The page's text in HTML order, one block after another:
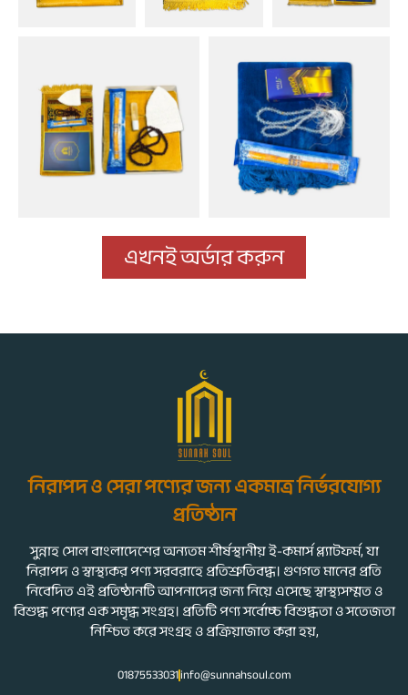
এখনই অর্ডার করুন
নিরাপদ ও সেরা পণ্যের জন্য একমাত্র নির্ভরযোগ্য
প্রতিষ্ঠান
সুন্নাহ সোল বাংলাদেশের অন্যতম শীর্ষস্থানীয় ই-কমার্স প্ল্যাটফর্ম, যা
নিরাপদ ও স্বাস্থ্যকর পণ্য সরবরাহে প্রতিশ্রুতিবদ্ধ। গুণগত মানের প্রতি
নিবেদিত এই প্রতিষ্ঠানটি আপনাদের জন্য নিয়ে এসেছে স্বাস্থ্যসম্মত ও
বিশুদ্ধ পণ্যের এক সমৃদ্ধ সংগ্রহ। প্রতিটি পণ্য সর্বোচ্চ বিশুদ্ধতা ও সতেজতা
নিশ্চিত করে সংগ্রহ ও প্রক্রিয়াজাত করা হয়,
01875533031info@sunnahsoul.com